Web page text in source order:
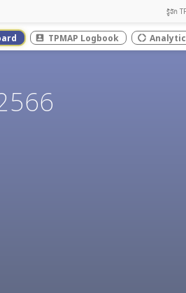
รู้จัก
account_box TPMAP Logbook donut_large